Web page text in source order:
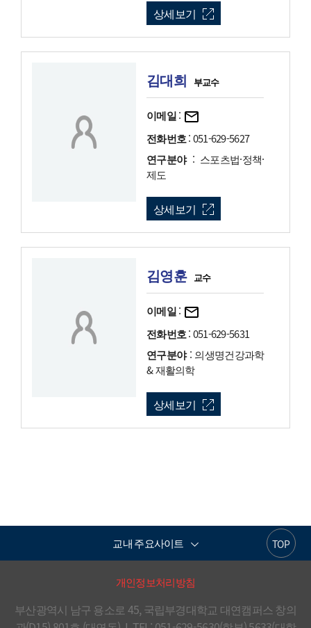
상세보기
김대희 부교수
이메일:
전화번호: 051-629-5627
연구분야: 스포츠법·정책·
제도
상세보기
김영훈 교수
이메일:
전화번호: 051-629-5631
연구분야: 의생명건강과학
& 재활의학
상세보기
TOP
교내 주요사이트
개인정보처리방침
부산광역시 남구 용소로 45, 국립부경대학교 대연캠퍼스 창의